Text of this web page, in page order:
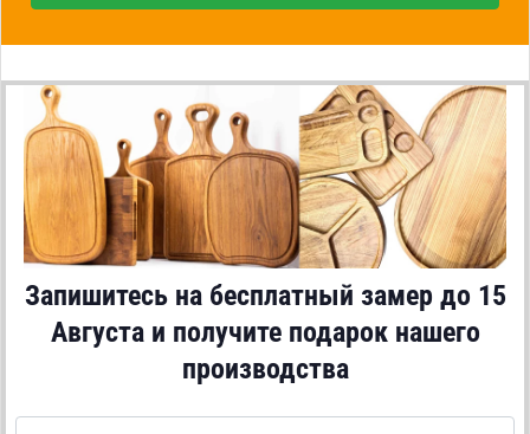
Запишитесь на бесплатный замер до 15
Августаи получите подарок нашего
производства